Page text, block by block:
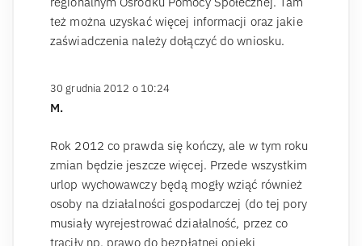
też można uzyskać więcej informacji oraz jakie
zaświadczenia należy dołączyć do wniosku.
30 grudnia 2012 o 10:24
M.
Rok 2012 co prawda się kończy, ale w tym roku
zmian będzie jeszcze więcej. Przede wszystkim
urlop wychowawczy będą mogły wziąć również
osoby na działalności gospodarczej (do tej pory
musiały wyrejestrować działalność, przez co
traciły np. prawo do bezpłatnej opieki